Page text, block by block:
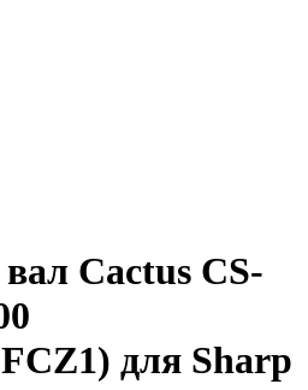
Cactus CS-
для Sharp